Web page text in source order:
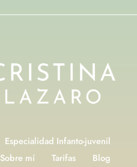
Especialidad Infanto-juvenil
Sobre mí Tarifas Blog